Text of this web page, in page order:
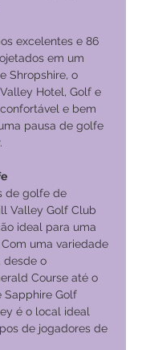
excelentes e 86
em um
Shropshire, o
Hotel, Golf e
e bem
pausa de golfe
de golfe de
Valley Golf Club
ideal para uma
uma variedade
desde o
Course até o
Sapphire Golf
é o local ideal
de jogadores de